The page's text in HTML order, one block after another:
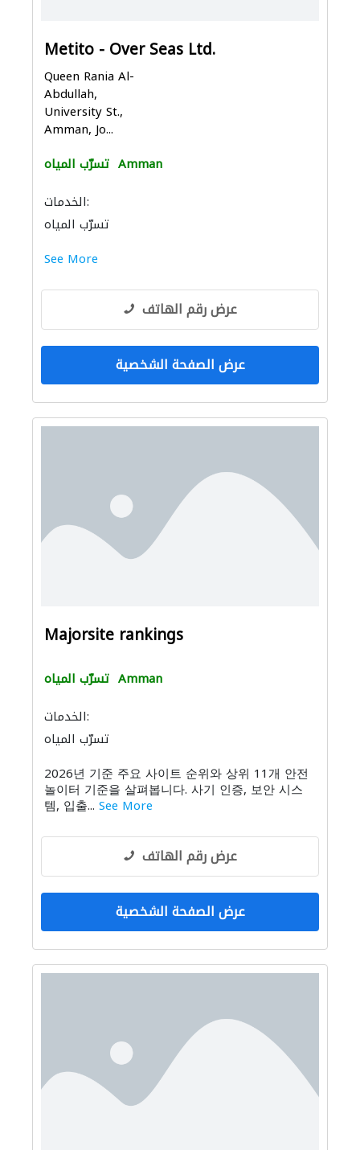
Metito - Over Seas Ltd.
Queen Rania Al-
Abdullah,
University St.,
Amman, Jo...
تسرّب المياه Amman
الخدمات:
تسرّب المياه
See More
عرض رقم الهاتف
عرض الصفحة الشخصية
Majorsite rankings
تسرّب المياه Amman
الخدمات:
تسرّب المياه
2026년 기준 주요 사이트 순위와 상위 11개 안전
놀이터 기준을 살펴봅니다. 사기 인증, 보안 시스
템, 입출... See More
عرض رقم الهاتف
عرض الصفحة الشخصية